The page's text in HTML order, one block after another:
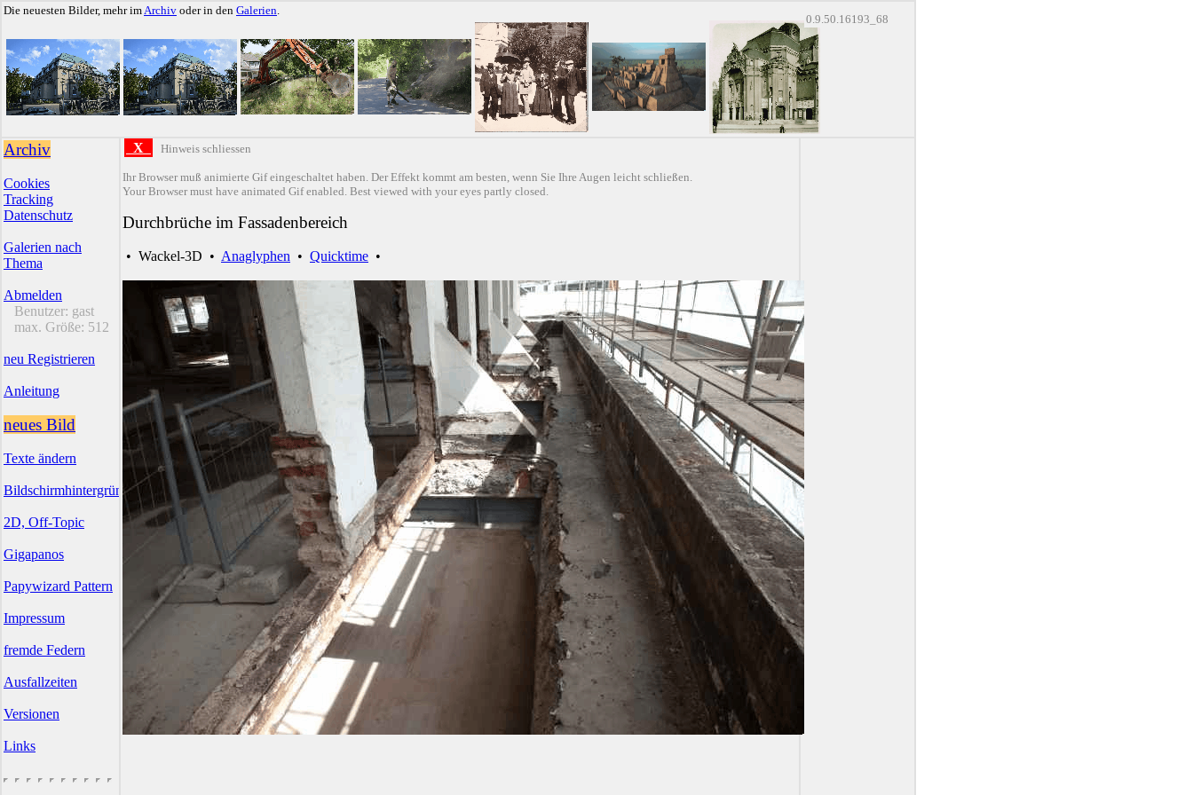
Die neuesten Bilder, mehr imArchiv oder in den Galerien.
0.9.50.16193_68
Archiv
Cookies
Tracking
Datenschutz
Galerien nach
Thema
Abmelden
Benutzer: gast
max. Größe: 512
neu Registrieren
Anleitung
neues Bild
Texte ändern
Bildschirmhintergründe
2D, Off-Topic
Gigapanos
Papywizard Pattern
Impressum
fremde Federn
Ausfallzeiten
Versionen
Links
X Hinweis schliessen
Ihr Browser muß animierte Gif eingeschaltet haben. Der Effekt kommt am besten, wenn Sie Ihre Augen leicht schließen.
Your Browser must have animated Gif enabled. Best viewed with your eyes partly closed.
Durchbrüche im Fassadenbereich
• Wackel-3D • Anaglyphen • Quicktime •